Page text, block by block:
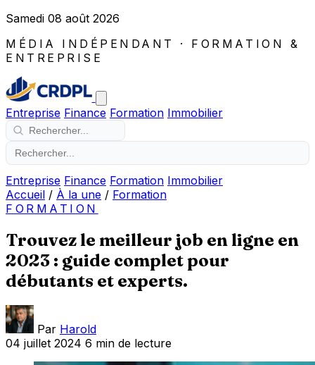
Samedi 08 août 2026
MÉDIA INDÉPENDANT · FORMATION &
ENTREPRISE
Entreprise Finance Formation Immobilier
Entreprise Finance Formation Immobilier
Accueil / À la une / Formation
FORMATION
Trouvez le meilleur job en ligne en
2023 : guide complet pour
débutants et experts.
Par Harold
04 juillet 2024 6 min de lecture